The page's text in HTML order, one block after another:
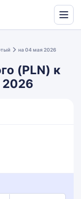
Translate
на 04 мая 2026
(PLN) к
2026